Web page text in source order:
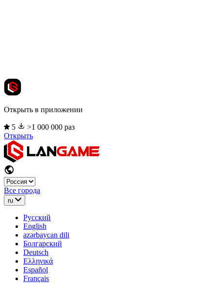
Открыть в приложении
5
>1 000 000 раз
Открыть
Все города
ru
Русский
English
azərbaycan dili
Болгарский
Deutsch
Ελληνικά
Español
Français